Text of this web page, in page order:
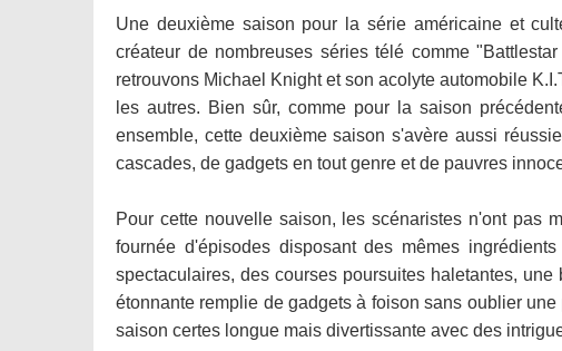
Une deuxième saison pour la série américaine et
créateur de nombreuses séries télé comme
retrouvons Michael Knight et son acolyte automobile
les autres. Bien sûr, comme pour la saison
ensemble, cette deuxième saison s'avère aussi
cascades, de gadgets en tout genre et de pauvres
Pour cette nouvelle saison, les scénaristes n'ont pas
fournée d'épisodes disposant des mêmes
spectaculaires, des courses poursuites haletantes,
étonnante remplie de gadgets à foison sans oublier
saison certes longue mais divertissante avec des